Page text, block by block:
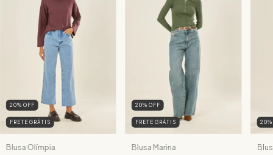
20% OFF
FRETE GRÁTIS
Blusa Olímpia
20% OFF
FRETE GRÁTIS
Blusa Marina
20